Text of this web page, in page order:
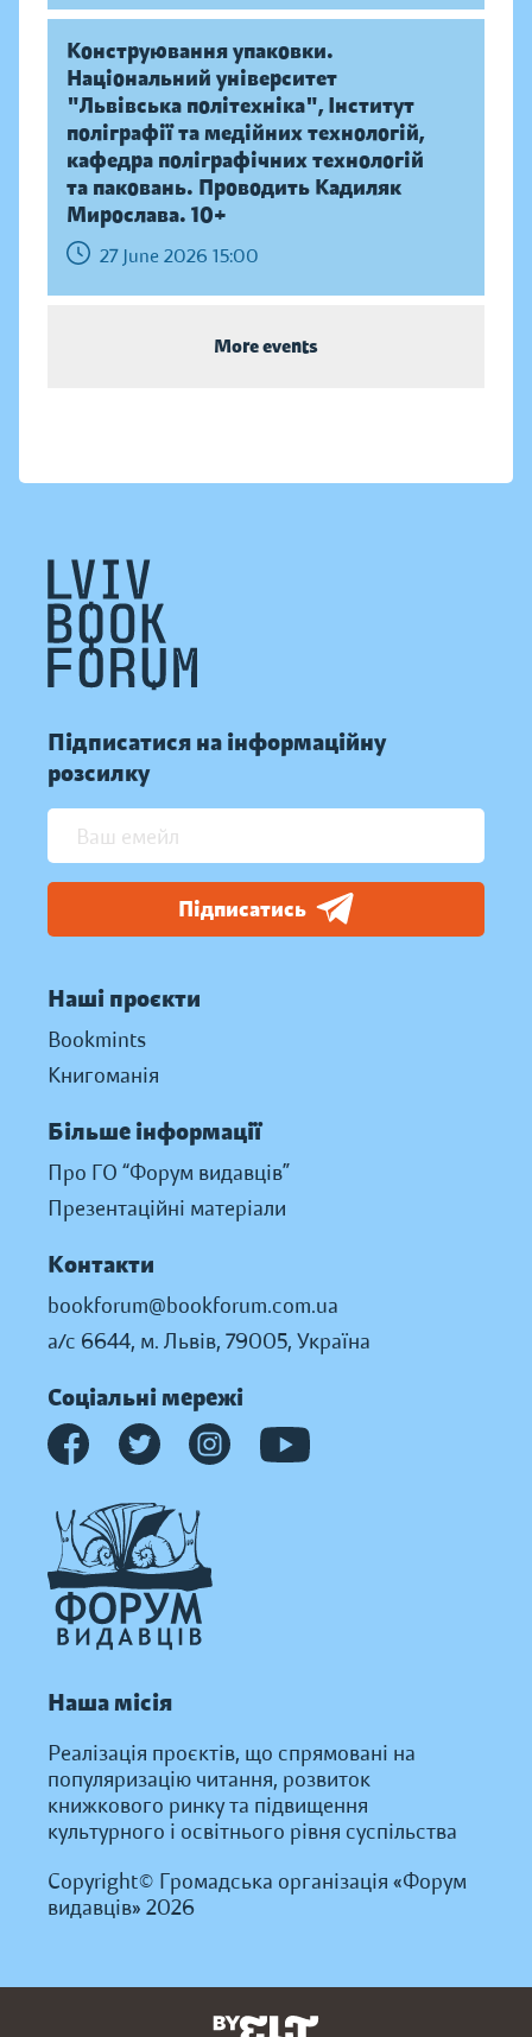
Конструювання упаковки.
Національний університет
"Львівська політехніка", Інститут
поліграфії та медійних технологій,
кафедра поліграфічних технологій
та паковань. Проводить Кадиляк
Мирослава. 10+
27 June 2026 15:00
More events
Підписатися на інформаційну
розсилку
Підписатись
Наші проєкти
Bookmints
Книгоманія
Більше інформації
Про ГО “Форум видавців”
Презентаційні матеріали
Контакти
bookforum@bookforum.com.ua
а/с 6644, м. Львів, 79005, Україна
Соціальні мережі
Наша місія
Реалізація проєктів, що спрямовані на
популяризацію читання, розвиток
книжкового ринку та підвищення
культурного і освітнього рівня суспільства
Copyright© Громадська організація «Форум
видавців» 2026